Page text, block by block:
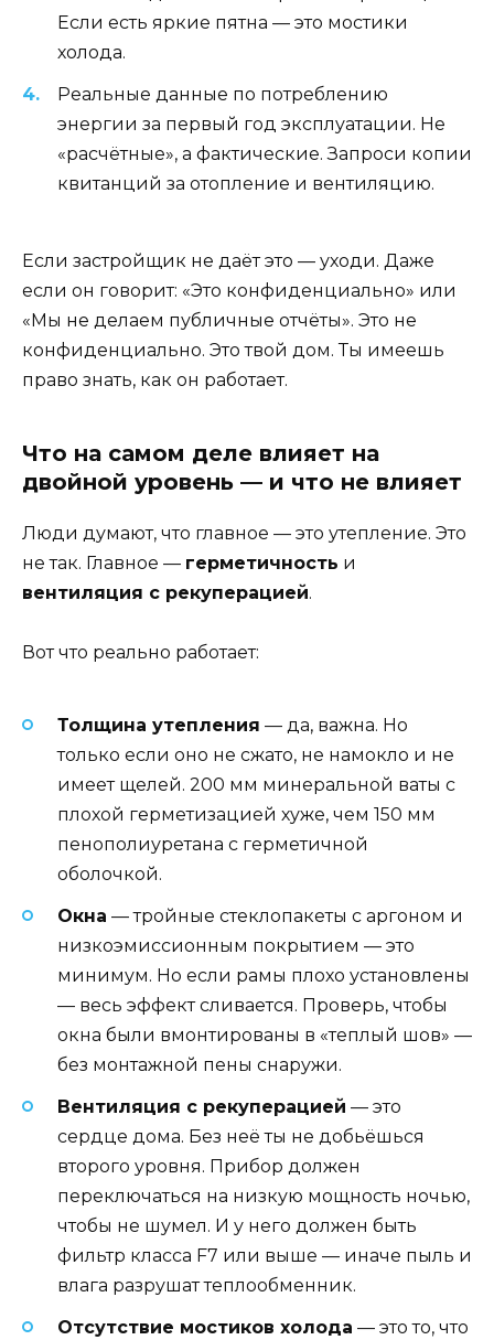
Если есть яркие пятна — это мостики
холода.
Реальные данные по потреблению
энергии за первый год эксплуатации. Не
«расчётные», а фактические. Запроси копии
квитанций за отопление и вентиляцию.
Если застройщик не даёт это — уходи. Даже
если он говорит: «Это конфиденциально» или
«Мы не делаем публичные отчёты». Это не
конфиденциально. Это твой дом. Ты имеешь
право знать, как он работает.
Что на самом деле влияет на
двойной уровень — и что не влияет
Люди думают, что главное — это утепление. Это
не так. Главное — герметичность и
вентиляция с рекуперацией.
Вот что реально работает:
Толщина утепления — да, важна. Но
только если оно не сжато, не намокло и не
имеет щелей. 200 мм минеральной ваты с
плохой герметизацией хуже, чем 150 мм
пенополиуретана с герметичной
оболочкой.
Окна — тройные стеклопакеты с аргоном и
низкоэмиссионным покрытием — это
минимум. Но если рамы плохо установлены
— весь эффект сливается. Проверь, чтобы
окна были вмонтированы в «теплый шов» —
без монтажной пены снаружи.
Вентиляция с рекуперацией — это
сердце дома. Без неё ты не добьёшься
второго уровня. Прибор должен
переключаться на низкую мощность ночью,
чтобы не шумел. И у него должен быть
фильтр класса F7 или выше — иначе пыль и
влага разрушат теплообменник.
Отсутствие мостиков холода — это то, что